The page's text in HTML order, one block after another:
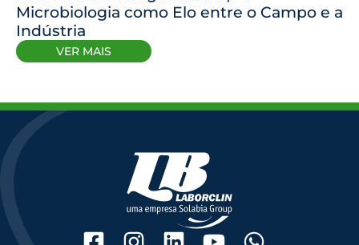
Microbiologia como Elo entre o Campo e a
Indústria
VER MAIS